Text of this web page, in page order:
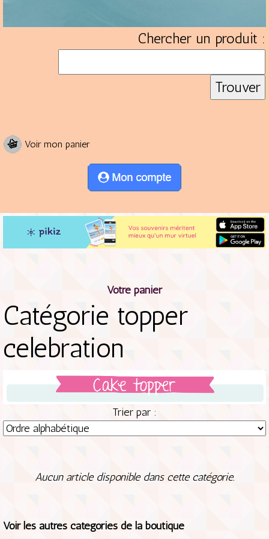
Chercher un produit :
Voir mon panier
Votre panier
Catégorie topper
celebration
Trier par :
Aucun article disponible dans cette catégorie.
Voir les autres catégories de la boutique